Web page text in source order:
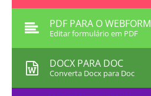
PDF PARA O WEBFORM
Editar formulário em PDF
DOCX PARA DOC
Converta Docx para Doc